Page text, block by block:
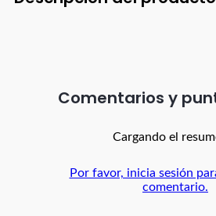
Comentarios
Cargando el
Por favor, inicia sesión
comentario.